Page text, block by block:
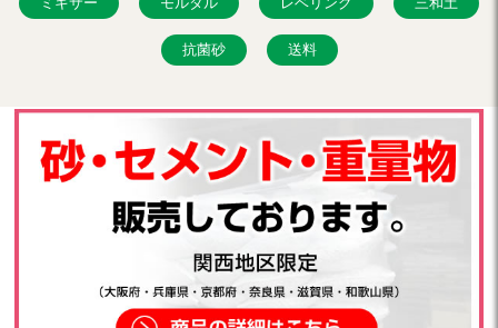
ミキサー モルタル レベリング 三和土
抗菌砂 送料